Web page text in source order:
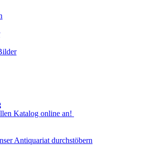
Katalog online an!
Antiquariat durchstöbern